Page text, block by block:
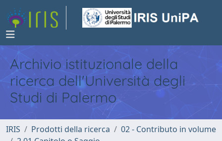
Archivio istituzionale della
ricerca dell'Università degli
Studi di Palermo
IRIS Prodotti della ricerca
02 - Contributo in volume